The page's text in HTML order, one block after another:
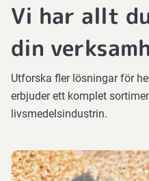
Vi har allt
din
Utforska fler lösningar för
erbjuder ett komplet
livsmedelsindustrin.